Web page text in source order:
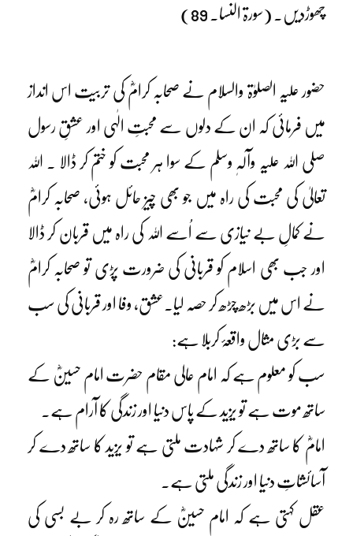
چھوڑدیں۔ (سورۃ النسا۔ 89)
حضور علیہ الصلوٰۃ والسلام نے صحابہ کرامؓ کی تربیت اس انداز
میں فرمائی کہ ان کے دلوں سے محبتِ الٰہی اور عشقِ رسول
صلی اللہ علیہ وآلہٖ وسلم کے سوا ہر محبت کو ختم کر ڈالا ۔ اللہ
تعالیٰ کی محبت کی راہ میں جو بھی چیز حائل ہوئی، صحابہ کرامؓ
نے کمالِ بے نیازی سے اُسے اللہ کی راہ میں قربان کر ڈالا
اور جب بھی اسلام کو قربانی کی ضرورت پڑی تو صحابہ کرامؓ
نے اس میں بڑھ چڑھ کر حصہ لیا۔عشق، وفا اور قربانی کی سب
سے بڑی مثال واقعۂ کربلا ہے:
سب کو معلوم ہے کہ امام عالی مقام حضرت امام حسینؓ کے
ساتھ موت ہے تو یزید کے پاس دنیا اور زندگی کا آرام ہے۔
امامؓ کا ساتھ دے کر شہادت ملتی ہے تو یزید کا ساتھ دے کر
آسائشاتِ دنیا اور زندگی ملتی ہے۔
عقل کہتی ہے کہ امام حسینؓ کے ساتھ رہ کر بے بسی کی